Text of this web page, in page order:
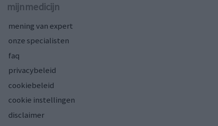
mijnmedicijn
mening van expert
onze specialisten
faq
privacybeleid
cookiebeleid
cookie instellingen
disclaimer